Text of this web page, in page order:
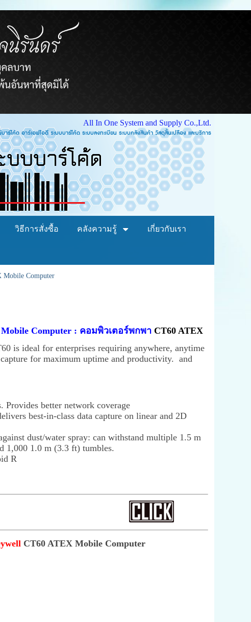
All In One System and Supply Co.,Ltd.
น ระบบคลังสินค้า วัสดุสิ้นเปลือง และบริการ
วิธีการสั่งซื้อ คลังความรู้ เกี่ยวกับเรา
Mobile Computer
Mobile Computer : คอมพิวเตอร์พกพาCT60 ATEX
is ideal for enterprises requiring anywhere, anytime
for maximum uptime and productivity. and
Provides better network coverage
best-in-class data capture on linear and 2D
dust/water spray: can withstand multiple 1.5 m
1,000 1.0 m (3.3 ft) tumbles.
R
CT60 ATEX Mobile Computer